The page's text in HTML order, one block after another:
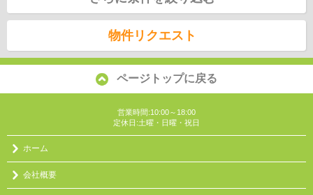
物件リクエスト
ページトップに戻る
営業時間:10:00～18:00
定休日:土曜・日曜・祝日
ホーム
会社概要